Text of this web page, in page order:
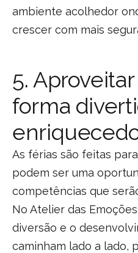
ambiente acolhedor
crescer com mais
5.
forma
As férias são feitas
podem ser uma
competências que
No Atelier das
diversão e o
caminham lado a lado,